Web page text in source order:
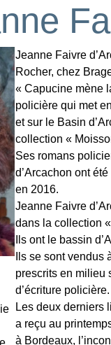
Jeanne Faivre
Rocher, chez
« Capucine mène
policière qui met
et sur le Basin
collection «
Ses romans
d’Arcachon ont
en 2016.
Jeanne Faivre
dans la collection
Ils ont le bassin
Ils se sont
prescrits en milieu
d’écriture policière.
Les deux derniers
a reçu au
à Bordeaux,